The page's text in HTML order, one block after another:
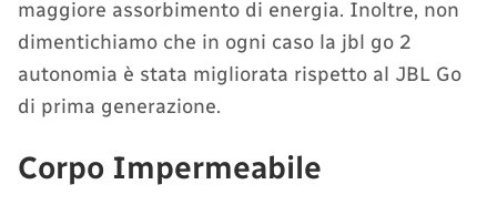
maggiore assorbimento di energia. Inoltre, non
dimentichiamo che in ogni caso la jbl go 2
autonomia è stata migliorata rispetto al JBL Go
di prima generazione.
Corpo Impermeabile